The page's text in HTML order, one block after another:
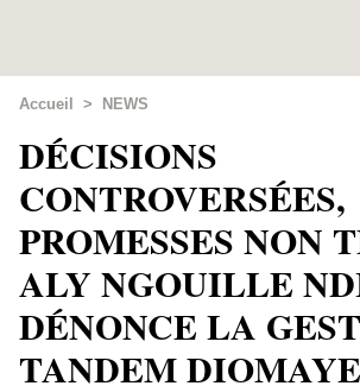
Accueil > NEWS
DÉCISIONS
CONTROVERSÉES,
PROMESSES NON
ALY NGOUILLE
DÉNONCE LA
TANDEM